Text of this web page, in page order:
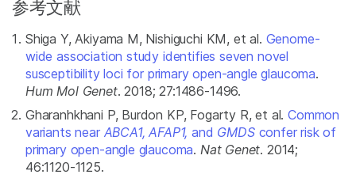
参考文献
Shiga Y, Akiyama M, Nishiguchi KM, et al. Genome-
wide association study identifies seven novel
susceptibility loci for primary open-angle glaucoma.
Hum Mol Genet. 2018; 27:1486-1496.
Gharanhkhani P, Burdon KP, Fogarty R, et al.Common
variants near ABCA1, AFAP1, and GMDSconfer risk of
primary open-angle glaucoma. Nat Genet. 2014;
46:1120-1125.